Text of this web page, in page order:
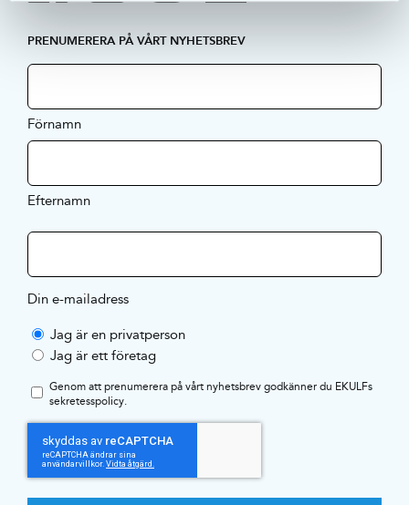
PRENUMERERA PÅ VÅRT NYHETSBREV
Förnamn
Efternamn
Din e-mailadress
Jag är en privatperson
Jag är ett företag
Genom att prenumerera på vårt nyhetsbrev godkänner du EKULFs
sekretesspolicy.